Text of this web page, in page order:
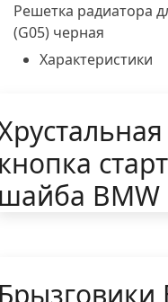
Решетка радиатора
(G05) черная
Характеристики
BMW